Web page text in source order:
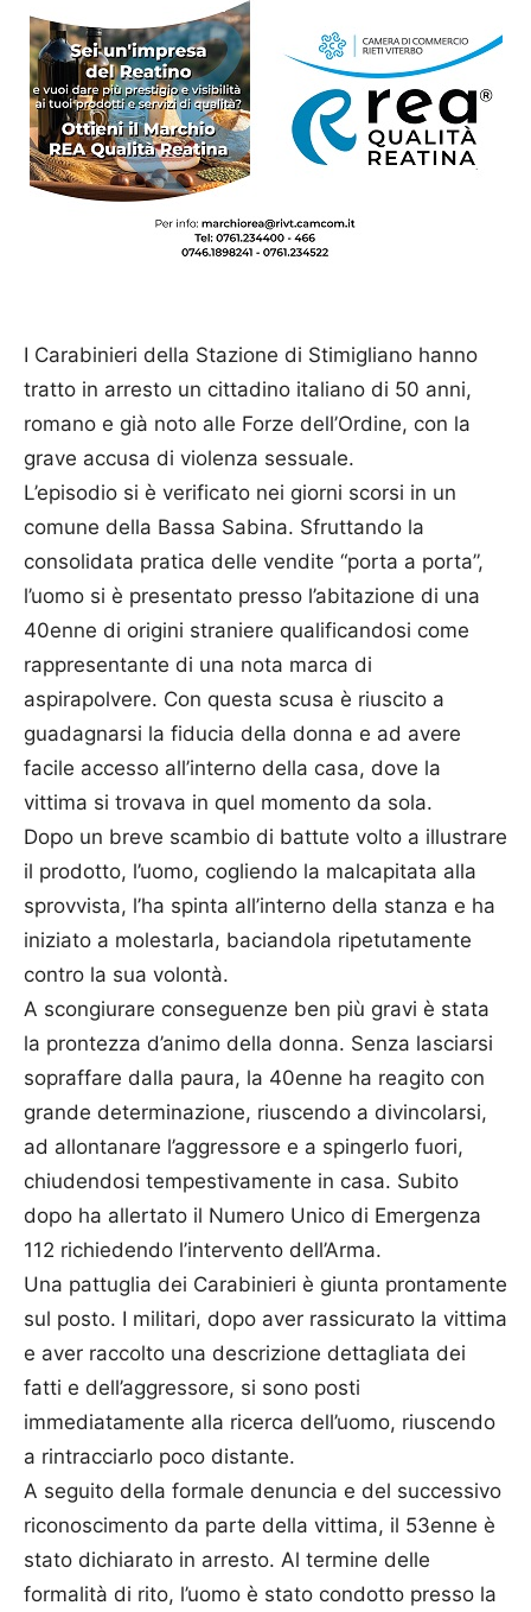
I Carabinieri della Stazione di Stimigliano hanno
tratto in arresto un cittadino italiano di 50 anni,
romano e già noto alle Forze dell’Ordine, con la
grave accusa di violenza sessuale.
L’episodio si è verificato nei giorni scorsi in un
comune della Bassa Sabina. Sfruttando la
consolidata pratica delle vendite “porta a porta”,
l’uomo si è presentato presso l’abitazione di una
40enne di origini straniere qualificandosi come
rappresentante di una nota marca di
aspirapolvere. Con questa scusa è riuscito a
guadagnarsi la fiducia della donna e ad avere
facile accesso all’interno della casa, dove la
vittima si trovava in quel momento da sola.
Dopo un breve scambio di battute volto a illustrare
il prodotto, l’uomo, cogliendo la malcapitata alla
sprovvista, l’ha spinta all’interno della stanza e ha
iniziato a molestarla, baciandola ripetutamente
contro la sua volontà.
A scongiurare conseguenze ben più gravi è stata
la prontezza d’animo della donna. Senza lasciarsi
sopraffare dalla paura, la 40enne ha reagito con
grande determinazione, riuscendo a divincolarsi,
ad allontanare l’aggressore e a spingerlo fuori,
chiudendosi tempestivamente in casa. Subito
dopo ha allertato il Numero Unico di Emergenza
112 richiedendo l’intervento dell’Arma.
Una pattuglia dei Carabinieri è giunta prontamente
sul posto. I militari, dopo aver rassicurato la vittima
e aver raccolto una descrizione dettagliata dei
fatti e dell’aggressore, si sono posti
immediatamente alla ricerca dell’uomo, riuscendo
a rintracciarlo poco distante.
A seguito della formale denuncia e del successivo
riconoscimento da parte della vittima, il 53enne è
stato dichiarato in arresto. Al termine delle
formalità di rito, l’uomo è stato condotto presso la